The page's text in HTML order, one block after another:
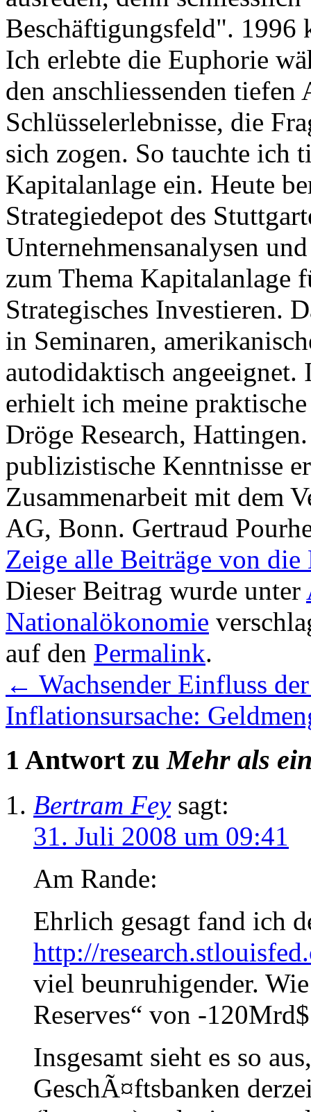
Beschäftigungsfeld". 1996
Ich erlebte die Euphorie
den anschliessenden
Schlüsselerlebnisse, die
sich zogen. So tauchte ich
Kapitalanlage ein. Heute
Strategiedepot des
Unternehmensanalysen
zum Thema Kapitalanlage
Strategisches Investieren.
in Seminaren,
autodidaktisch angeeignet.
erhielt ich meine
Dröge Research,
publizistische Kenntnisse
Zusammenarbeit mit dem
AG, Bonn. Gertraud
Zeige alle Beiträge von
Dieser Beitrag wurde unter
Nationalökonomie
auf den Permalink.
← Wachsender Einfluss
Inflationsursache:
1 Antwort zuMehr als
Bertram Fey sagt:
31. Juli 2008 um 09:41
Am Rande:
Ehrlich gesagt fand ich
http://
viel beunruhigender.
Reserves“ von -
Insgesamt sieht es so
GeschÃ¤ftsbanken